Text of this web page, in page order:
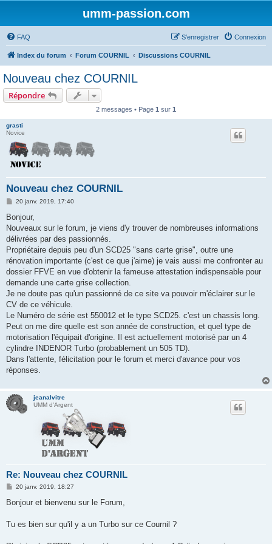
umm-passion.com
FAQ Connexion
S’enregistrer
Index du forum Forum COURNIL Discussions COURNIL
Nouveau chez COURNIL
Répondre
2 messages • Page 1 sur 1
grasti
Novice
Nouveau chez COURNIL
M
s
a
g
20 janv. 2019, 17:40
Bonjour,
Nouveaux sur le forum, je viens d'y trouver de nombreuses informations
délivrées par des passionnés.
Propriétaire depuis peu d'un SCD25 "sans carte grise", outre une
rénovation importante (c'est ce que j'aime) je vais aussi me confronter au
dossier FFVE en vue d'obtenir la fameuse attestation indispensable pour
demande une carte grise collection.
Je ne doute pas qu'un passionné de ce site va pouvoir m'éclairer sur le
CV de ce véhicule.
Le Numéro de série est 550012 et le type SCD25. c'est un chassis long.
Peut on me dire quelle est son année de construction, et quel type de
motorisation l'équipait d'origine. Il est actuellement motorisé par un 4
cylindre INDENOR Turbo (probablement un 505 TD).
Dans l'attente, félicitation pour le forum et merci d'avance pour vos
réponses.
jeanalvitre
UMM d'Argent
Re: Nouveau chez COURNIL
M
s
g
20 janv. 2019, 18:27
Bonjour et bienvenu sur le Forum,
Tu es bien sur qu'il y a un Turbo sur ce Cournil ?